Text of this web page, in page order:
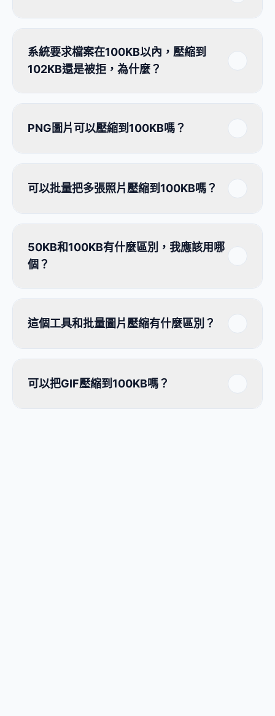
系統要求檔案在100KB以內，壓縮到
102KB還是被拒，為什麼？
PNG圖片可以壓縮到100KB嗎？
可以批量把多張照片壓縮到100KB嗎？
50KB和100KB有什麼區別，我應該用哪
個？
這個工具和批量圖片壓縮有什麼區別？
可以把GIF壓縮到100KB嗎？